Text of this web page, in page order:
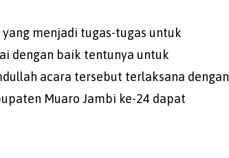
menjadi tugas-tugas untuk
dengan baik tentunya untuk
acara tersebut terlaksana dengan
Muaro Jambi ke-24 dapat